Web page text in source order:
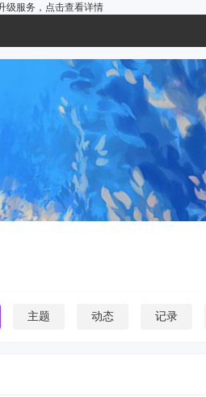
级服务， 点击查看详情
主题 动态 记录